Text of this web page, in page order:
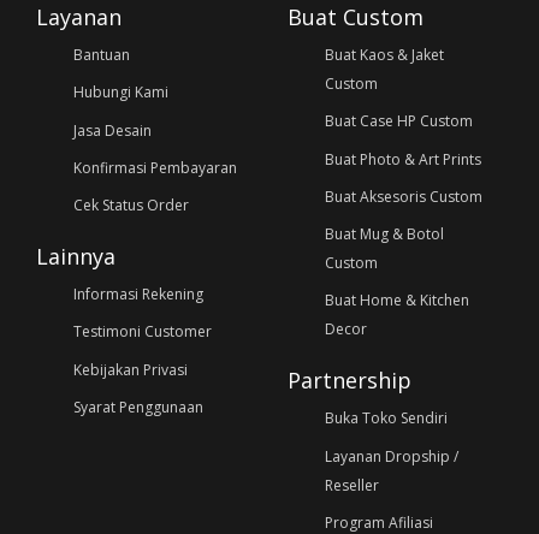
Layanan
Bantuan
Hubungi Kami
Jasa Desain
Konfirmasi Pembayaran
Cek Status Order
Lainnya
Informasi Rekening
Testimoni Customer
Kebijakan Privasi
Syarat Penggunaan
Buat Custom
Buat Kaos & Jaket
Custom
Buat Case HP Custom
Buat Photo & Art Prints
Buat Aksesoris Custom
Buat Mug & Botol
Custom
Buat Home & Kitchen
Decor
Partnership
Buka Toko Sendiri
Layanan Dropship /
Reseller
Program Afiliasi